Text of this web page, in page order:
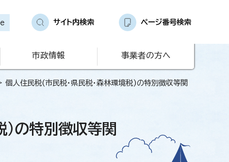
サイト内検索 ページ番号検索
市政情報 事業者の方へ
個人住民税(市民税・県民税・森林環境税)の特別徴収等関
)の特別徴収等関